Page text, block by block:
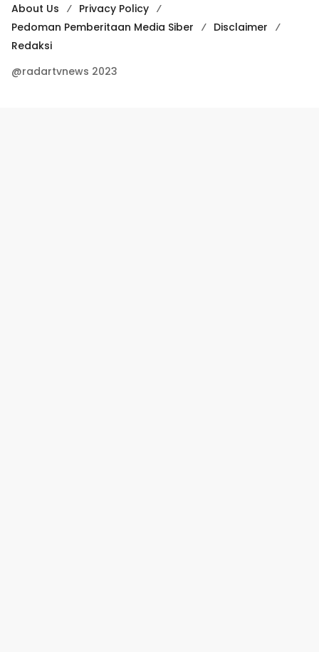
About Us
Privacy Policy
Pedoman Pemberitaan Media Siber
Disclaimer
Redaksi
@radartvnews 2023